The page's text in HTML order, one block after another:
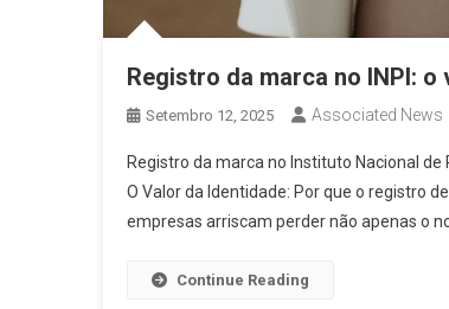
Registro da marca no INPI:
Setembro 12, 2025 Associated News
Registro da marca no Instituto Nacional
O Valor da Identidade: Por que o registro
empresas arriscam perder não apenas o
Continue Reading